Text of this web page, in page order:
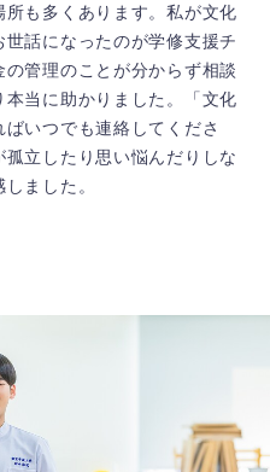
も多くあります。私が文化
話になったのが学修支援チ
管理のことが分からず相談
当に助かりました。「文化
いつでも連絡してくださ
立したり思い悩んだりしな
ました。